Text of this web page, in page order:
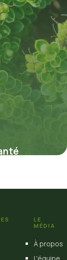
LE
MÉDIA
À propos